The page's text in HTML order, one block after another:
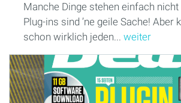
Manche Dinge stehen einfach nicht
Plug-ins sind ’ne geile Sache! Aber
schon wirklich jeden... weiter